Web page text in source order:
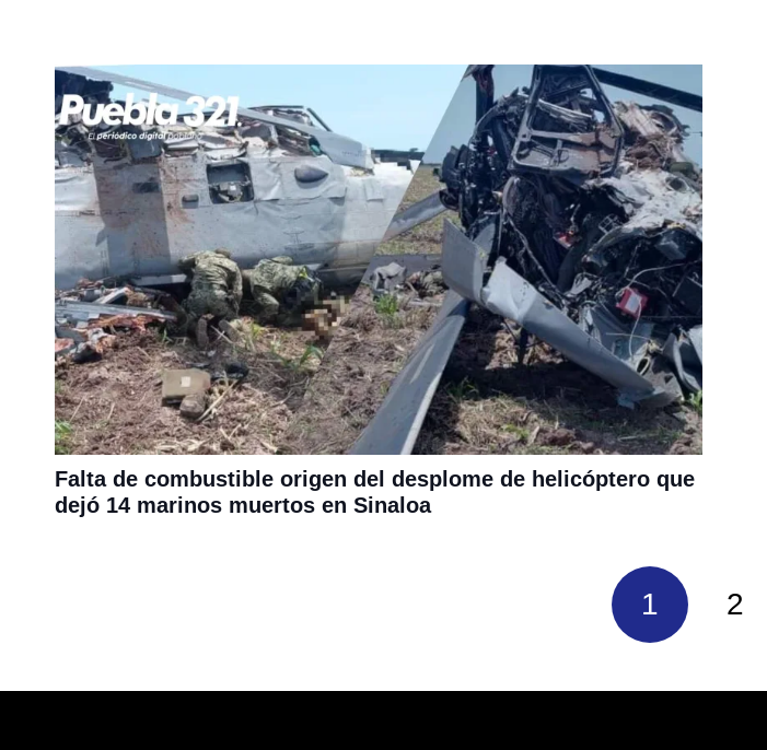
Falta de combustible origen del desplome de helicóptero que
dejó 14 marinos muertos en Sinaloa
1 2